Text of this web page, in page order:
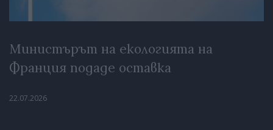
Министърът на екологията на
Франция подаде оставка
22.07.2026